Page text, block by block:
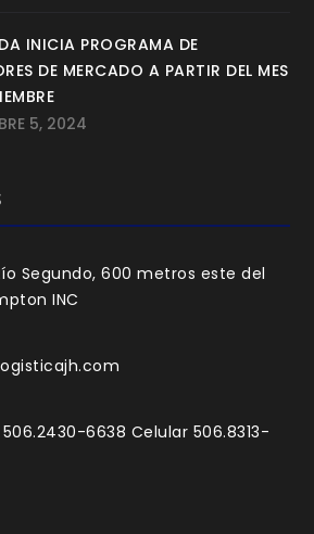
INICIA PROGRAMA DE
DE MERCADO A PARTIR DEL MES
5, 2024
Segundo, 600 metros este del
INC
6638 Celular 506.8313-